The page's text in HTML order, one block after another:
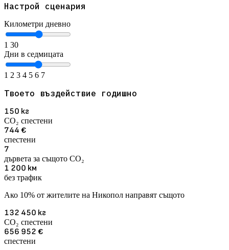
Настрой сценария
Километри дневно
1 30
Дни в седмицата
1 2 3 4 5 6 7
Твоето въздействие годишно
150 кг
CO₂ спестени
744 €
спестени
7
дървета за същото CO₂
1 200 км
без трафик
Ако 10% от жителите на Никопол направят същото
132 450 кг
CO₂ спестени
656 952 €
спестени